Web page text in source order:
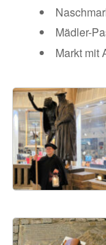
Mädler-
Markt mit